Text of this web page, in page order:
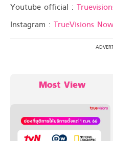
Youtube official :
Instagram : TrueVisions Now
Most View